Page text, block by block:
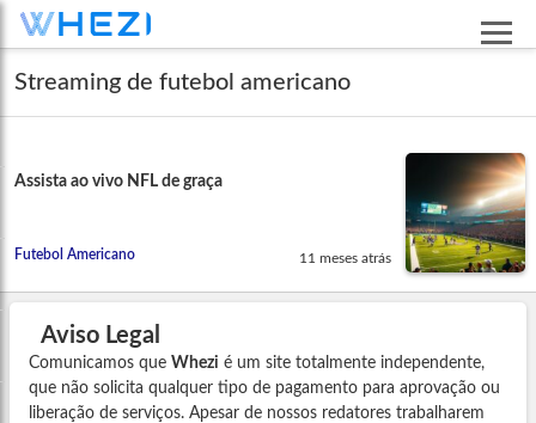
Streaming de futebol americano
Assista ao vivo NFL de graça
Futebol Americano 11 meses atrás
Aviso Legal
Comunicamos que Whezi é um site totalmente independente,
que não solicita qualquer tipo de pagamento para aprovação ou
liberação de serviços. Apesar de nossos redatores trabalharem